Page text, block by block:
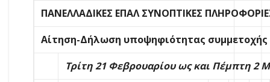
ΠΑΝΕΛΛΑΔΙΚΕΣ ΕΠΑΛ ΣΥΝΟΠΤΙΚΕΣ
Αίτηση-Δήλωση υποψηφιότητας
Τρίτη 21 Φεβρουαρίου ως και Πέμπτη 2